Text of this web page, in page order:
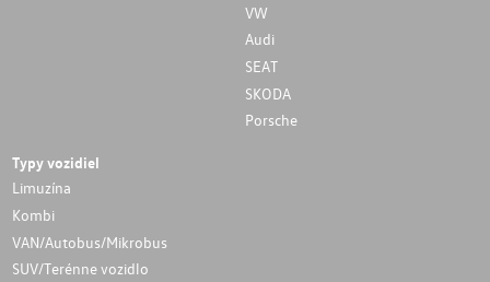
VW
Audi
SEAT
SKODA
Porsche
Typy vozidiel
Limuzína
Kombi
VAN/Autobus/Mikrobus
SUV/Terénne vozidlo